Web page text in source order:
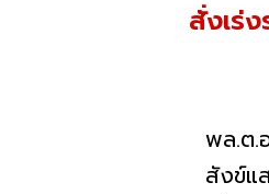
สั่งเร่
พล.ต.
สังข์แ